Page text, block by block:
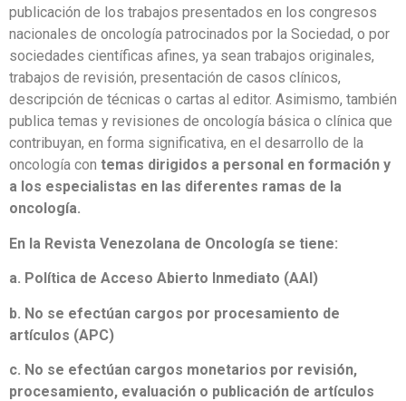
publicación de los trabajos presentados en los congresos
nacionales de oncología patrocinados por la Sociedad, o por
sociedades científicas afines, ya sean trabajos originales,
trabajos de revisión, presentación de casos clínicos,
descripción de técnicas o cartas al editor. Asimismo, también
publica temas y revisiones de oncología básica o clínica que
contribuyan, en forma significativa, en el desarrollo de la
oncología con temas dirigidos a personal en formación y
a los especialistas en las diferentes ramas de la
oncología.
En la Revista Venezolana de Oncología se tiene:
a. Política de Acceso Abierto Inmediato (AAI)
b. No se efectúan cargos por procesamiento de
artículos (APC)
c. No se efectúan cargos monetarios por revisión,
procesamiento, evaluación o publicación de artículos